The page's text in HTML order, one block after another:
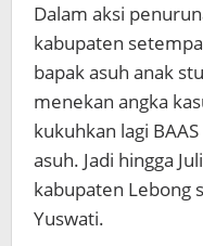
Dalam aksi
kabupaten
bapak asuh anak
menekan angka
kukuhkan lagi
asuh. Jadi hingga
kabupaten Lebong
Yuswati.